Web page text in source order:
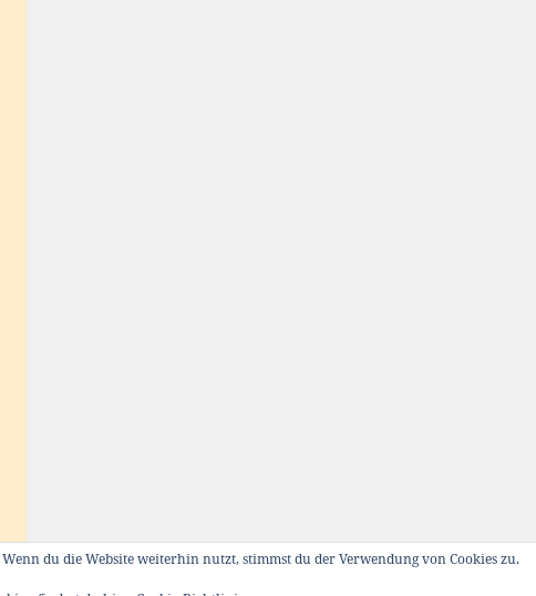
du die Website weiterhin nutzt, stimmst du der Verwendung von Cookies zu.